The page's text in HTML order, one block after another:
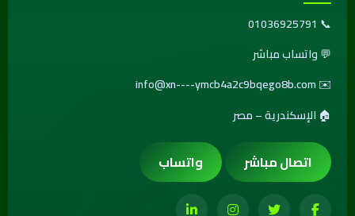
📞
01036925791
💬واتساب مباشر
✉️
info@xn----ymcb4a2c9bqego8b.com
🏠 الإسكندرية – مصر
اتصال مباشر واتساب